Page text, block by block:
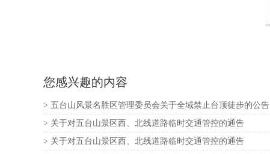
您感兴趣的内容
> 五台山风景名胜区管理委员会关于全域禁止台顶徒步的公告
> 关于对五台山景区西、北线道路临时交通管控的通告 ​​​
> 关于对五台山景区西、北线道路临时交通管控的通告 ​​​